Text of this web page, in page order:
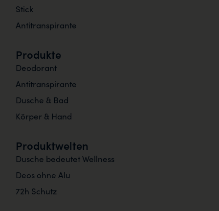
Stick
Antitranspirante
Produkte
Deodorant
Antitranspirante
Dusche & Bad
Körper & Hand
Produktwelten
Dusche bedeutet Wellness
Deos ohne Alu
72h Schutz